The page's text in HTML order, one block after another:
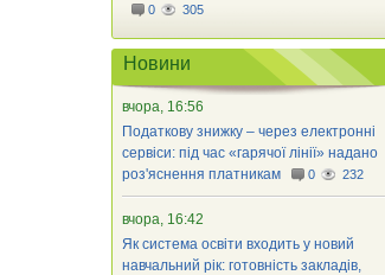
0 305
Новини
вчора, 16:56
Податкову знижку – через електронні
сервіси: під час «гарячої лінії» надано
роз'яснення платникам
0 232
вчора, 16:42
Як система освіти входить у новий
навчальний рік: готовність закладів,